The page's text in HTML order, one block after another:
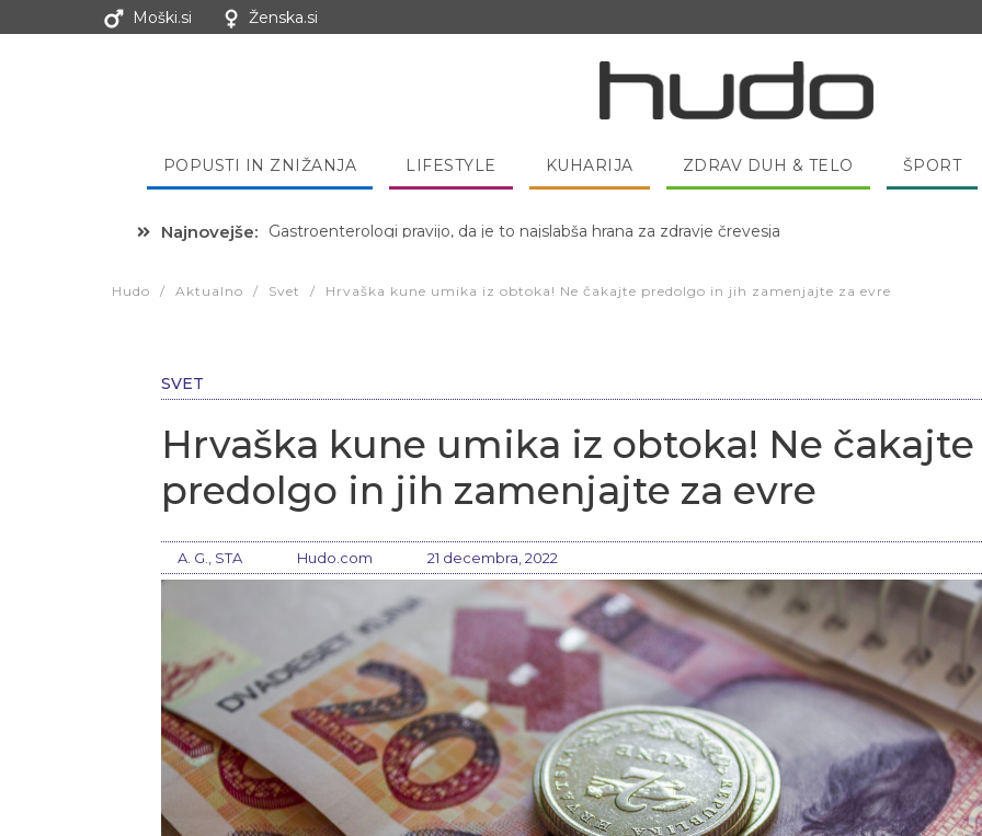
Moški.si Ženska.si
POPUSTI IN ZNIŽANJA LIFESTYLE KUHARIJA ZDRAV DUH & TELO ŠPORT
Najnovejše: Hibernacijska dieta: Zakaj je pred spanjem dobro pojesti žlico medu?
Hudo / Aktualno / Svet / Hrvaška kune umika iz obtoka! Ne čakajte predolgo in jih zamenjajte za evre
SVET
Hrvaška kune umika iz obtoka! Ne čakajte
predolgo in jih zamenjajte za evre
A. G., STA Hudo.com 21 decembra, 2022